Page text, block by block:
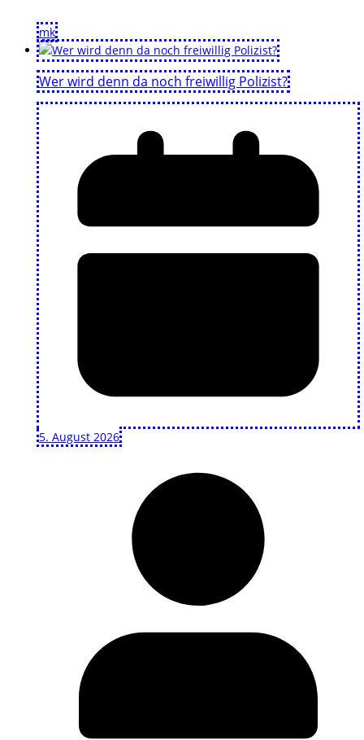
mk
Wer wird denn da noch freiwillig Polizist?
5. August 2026